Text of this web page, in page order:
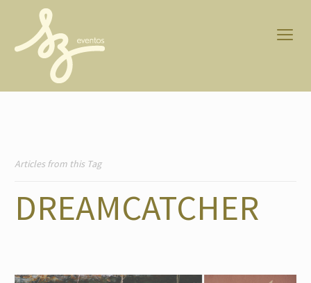
Articles from this Tag
DREAMCATCHER